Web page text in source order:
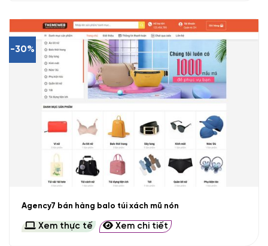
-30%
Agency7 bán hàng balo túi xách mũ nón
Xem thực tế Xem chi tiết